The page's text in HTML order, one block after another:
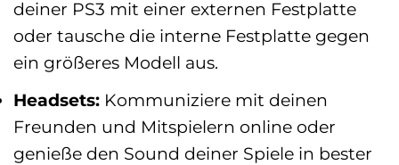
deiner PS3 mit einer externen Festplatte
oder tausche die interne Festplatte gegen
ein größeres Modell aus.
Headsets: Kommuniziere mit deinen
Freunden und Mitspielern online oder
genieße den Sound deiner Spiele in bester